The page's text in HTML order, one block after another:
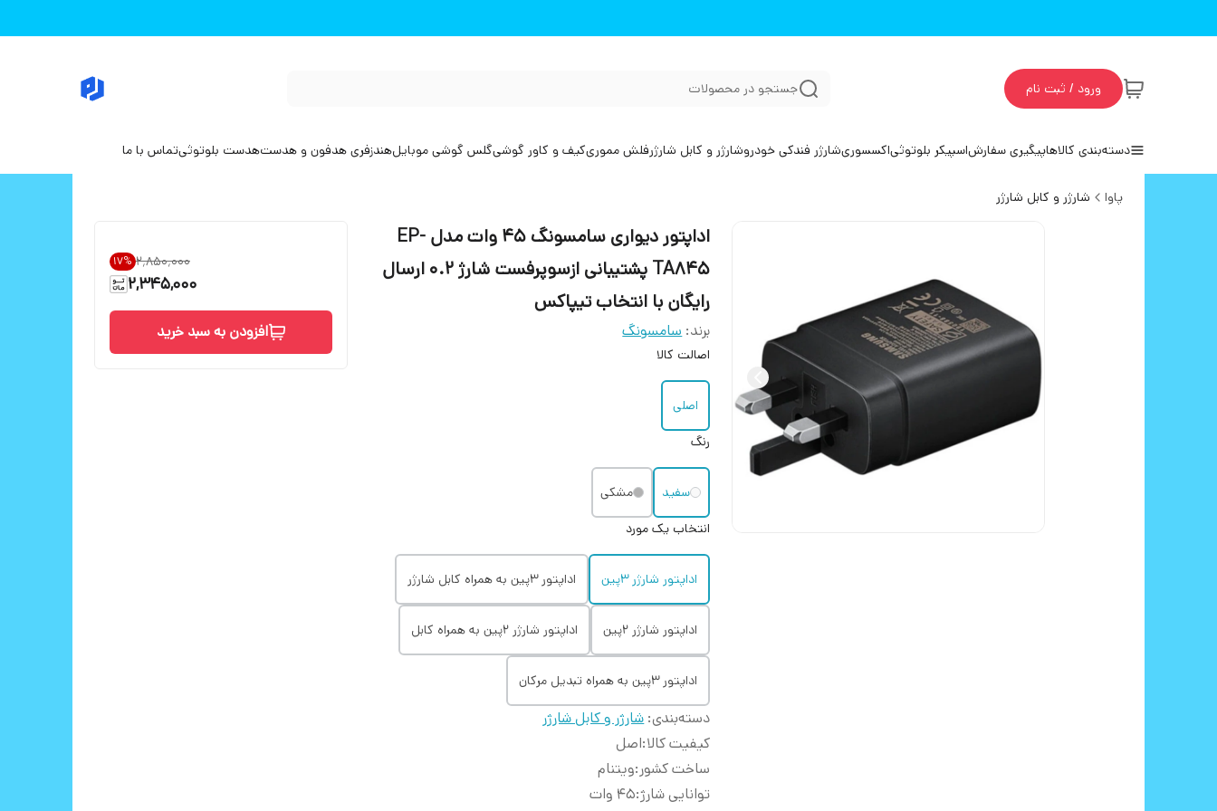
ورود / ثبت نام جستجو در محصولات
دسته‌بندی کالاهاپیگیری سفارشاسپیکر بلوتوثیاکسسوریشارژر فندکی خودروشارژر و کابل شارژرفلش مموریکیف و کاور گوشیگلس گوشی موبایلهندزفری هدفون و هدستهدست بلوتوثیتماس با ما
پاوا شارژر و کابل شارژر
اداپتور دیواری سامسونگ 45 وات مدل EP-
TA845 پشتیبانی ازسوپرفست شارژ 0.2 ارسال
رایگان با انتخاب تیپاکس
برند: سامسونگ
اصالت کالا
اصلی
رنگ
سفید
مشکی
انتخاب یک مورد
اداپتور شارژر 3پین اداپتور 3پین به همراه کابل شارژر
اداپتور شارژر 2پین اداپتور شارژر 2پین به همراه کابل
اداپتور 3پین به همراه تبدیل مرکان
دسته‌بندی:شارژر و کابل شارژر
کیفیت کالا:اصل
ساخت کشور:ویتنام
توانایی شارژ:45 وات
۲٬۸۵۰٬۰۰۰ 17%
2,345,000
افزودن به سبد خرید